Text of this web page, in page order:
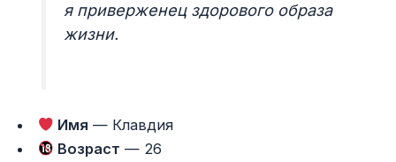
я приверженец здорового образа
жизни.
Имя — Клавдия
Возраст — 26